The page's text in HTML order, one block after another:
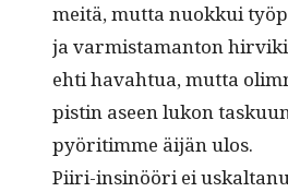
meitä, mut­ta nuokkui
ja varmis­ta­man­ton
ehti havah­tua, mut­ta
pistin aseen lukon
pyöritimme äijän ulos.
Piiri-insinööri ei